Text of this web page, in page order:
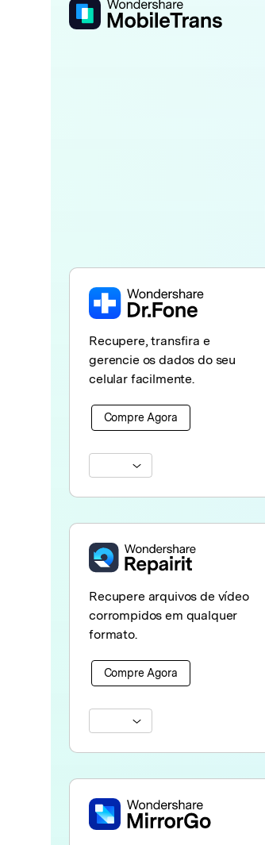
Recupere, transfira e
gerencie os dados do seu
celular facilmente.
Compre Agora
Recupere arquivos de vídeo
corrompidos em qualquer
formato.
Compre Agora